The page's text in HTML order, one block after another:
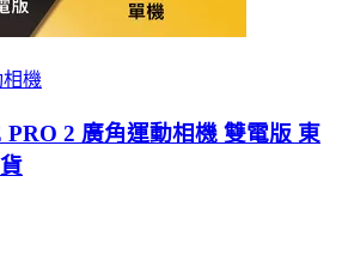
機
PRO 2 廣角運動相機 雙電版 東